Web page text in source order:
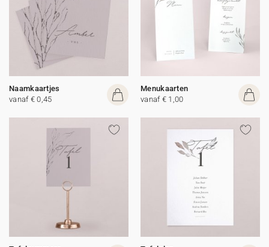
Naamkaartjes
vanaf € 0,45
Menukaarten
vanaf € 1,00